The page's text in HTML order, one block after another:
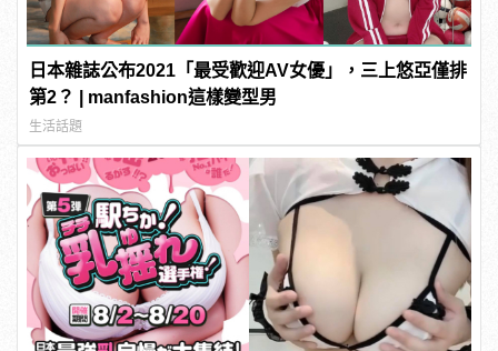
日本雜誌公布2021「最受歡迎AV女優」，三上悠亞僅排
第2？ | manfashion這樣變型男
生活話題